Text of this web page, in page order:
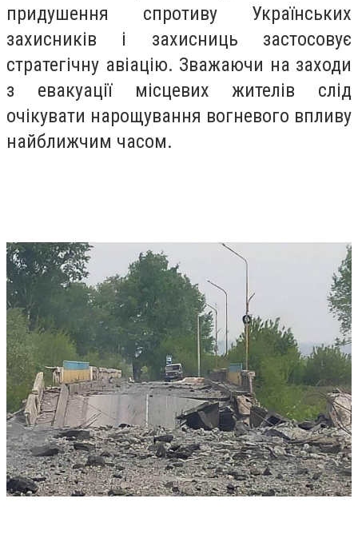
придушення спротиву Українських
захисників і захисниць застосовує
стратегічну авіацію. Зважаючи на заходи
з евакуації місцевих жителів слід
очікувати нарощування вогневого впливу
найближчим часом.